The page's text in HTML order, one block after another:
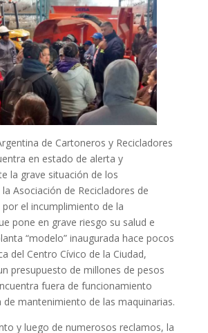
de Cartoneros y Recicladores
en estado de alerta y
la grave situación de los
Asociación de Recicladores de
por el incumplimiento de la
pone en grave riesgo su salud e
“modelo” inaugurada hace pocos
del Centro Cívico de la Ciudad,
presupuesto de millones de pesos
fuera de funcionamiento
de mantenimiento de las maquinarias.
y luego de numerosos reclamos, la